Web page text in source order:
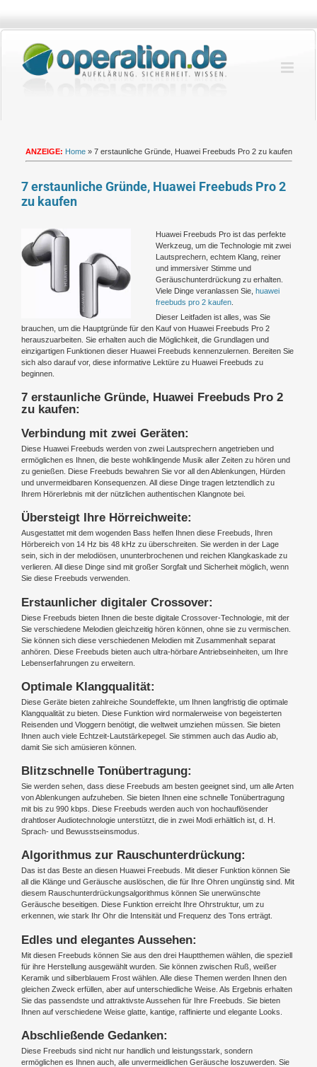
springen
ANZEIGE: Home» 7 erstaunliche Gründe, Huawei Freebuds Pro 2 zu kaufen
7 erstaunliche Gründe, Huawei Freebuds Pro 2
zu kaufen
Zeige
grösseres
Bild
Huawei Freebuds Pro ist das perfekte
Werkzeug, um die Technologie mit zwei
Lautsprechern, echtem Klang, reiner
und immersiver Stimme und
Geräuschunterdrückung zu erhalten.
Viele Dinge veranlassen Sie,huawei
freebuds pro 2 kaufen
Dieser Leitfaden ist alles, was Sie
brauchen, um die Hauptgründe für den Kauf von Huawei Freebuds Pro 2
herauszuarbeiten. Sie erhalten auch die Möglichkeit, die Grundlagen und
einzigartigen Funktionen dieser Huawei Freebuds kennenzulernen. Bereiten Sie
sich also darauf vor, diese informative Lektüre zu Huawei Freebuds zu
beginnen.
7 erstaunliche Gründe, Huawei Freebuds Pro 2
zu kaufen:
Verbindung mit zwei Geräten:
Diese Huawei Freebuds werden von zwei Lautsprechern angetrieben und
ermöglichen es Ihnen, die beste wohlklingende Musik aller Zeiten zu hören und
zu genießen. Diese Freebuds bewahren Sie vor all den Ablenkungen, Hürden
und unvermeidbaren Konsequenzen. All diese Dinge tragen letztendlich zu
Ihrem Hörerlebnis mit der nützlichen authentischen Klangnote bei.
Übersteigt Ihre Hörreichweite:
Ausgestattet mit dem wogenden Bass helfen Ihnen diese Freebuds, Ihren
Hörbereich von 14 Hz bis 48 kHz zu überschreiten. Sie werden in der Lage
sein, sich in der melodiösen, ununterbrochenen und reichen Klangkaskade zu
verlieren. All diese Dinge sind mit großer Sorgfalt und Sicherheit möglich, wenn
Sie diese Freebuds verwenden.
Erstaunlicher digitaler Crossover:
Diese Freebuds bieten Ihnen die beste digitale Crossover-Technologie, mit der
Sie verschiedene Melodien gleichzeitig hören können, ohne sie zu vermischen.
Sie können sich diese verschiedenen Melodien mit Zusammenhalt separat
anhören. Diese Freebuds bieten auch ultra-hörbare Antriebseinheiten, um Ihre
Lebenserfahrungen zu erweitern.
Optimale Klangqualität:
Diese Geräte bieten zahlreiche Soundeffekte, um Ihnen langfristig die optimale
Klangqualität zu bieten. Diese Funktion wird normalerweise von begeisterten
Reisenden und Vloggern benötigt, die weltweit umziehen müssen. Sie bieten
Ihnen auch viele Echtzeit-Lautstärkepegel. Sie stimmen auch das Audio ab,
damit Sie sich amüsieren können.
Blitzschnelle Tonübertragung:
Sie werden sehen, dass diese Freebuds am besten geeignet sind, um alle Arten
von Ablenkungen aufzuheben. Sie bieten Ihnen eine schnelle Tonübertragung
mit bis zu 990 kbps. Diese Freebuds werden auch von hochauflösender
drahtloser Audiotechnologie unterstützt, die in zwei Modi erhältlich ist, d. H.
Sprach- und Bewusstseinsmodus.
Algorithmus zur Rauschunterdrückung:
Das ist das Beste an diesen Huawei Freebuds. Mit dieser Funktion können Sie
all die Klänge und Geräusche auslöschen, die für Ihre Ohren ungünstig sind. Mit
diesem Rauschunterdrückungsalgorithmus können Sie unerwünschte
Geräusche beseitigen. Diese Funktion erreicht Ihre Ohrstruktur, um zu
erkennen, wie stark Ihr Ohr die Intensität und Frequenz des Tons erträgt.
Edles und elegantes Aussehen:
Mit diesen Freebuds können Sie aus den drei Hauptthemen wählen, die speziell
für ihre Herstellung ausgewählt wurden. Sie können zwischen Ruß, weißer
Keramik und silberblauem Frost wählen. Alle diese Themen werden Ihnen den
gleichen Zweck erfüllen, aber auf unterschiedliche Weise. Als Ergebnis erhalten
Sie das passendste und attraktivste Aussehen für Ihre Freebuds. Sie bieten
Ihnen auf verschiedene Weise glatte, kantige, raffinierte und elegante Looks.
Abschließende Gedanken:
Diese Freebuds sind nicht nur handlich und leistungsstark, sondern
ermöglichen es Ihnen auch, alle unvermeidlichen Geräusche loszuwerden. Sie